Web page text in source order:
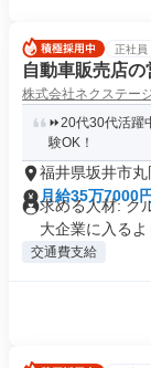
正社員
自動車販売店
株式会社ネクステー
⏩️20代30代活躍
験OK！
福井県坂井市丸
月給35万7000
求める人材: ク
大企業に入るよ
交通費支給